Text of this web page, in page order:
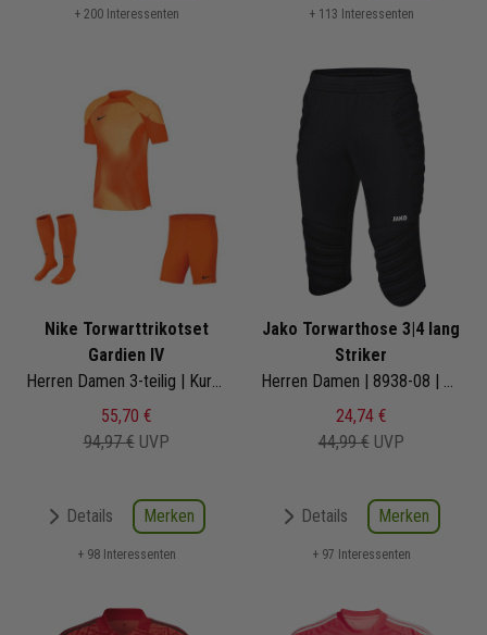
+ 200 Interessenten + 113 Interessenten
Nike Torwarttrikotset
Gardien IV
Herren Damen 3-teilig | Kurzarm-Torwarttrikot Short Fussballsocken
55,70 €
94,97 € UVP
Details Merken
+ 98 Interessenten
Jako Torwarthose 3|4 lang
Striker
Herren Damen | 8938-08 | gepolstert
24,74 €
44,99 € UVP
Details Merken
+ 97 Interessenten